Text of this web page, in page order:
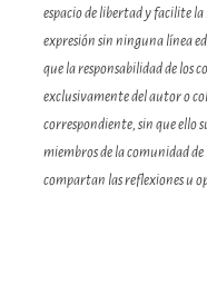
espacio de libertad y facilite
expresión sin ninguna línea
que la responsabilidad de los
exclusivamente del autor o
correspondiente, sin que ello
miembros de la comunidad
compartan las reflexiones u